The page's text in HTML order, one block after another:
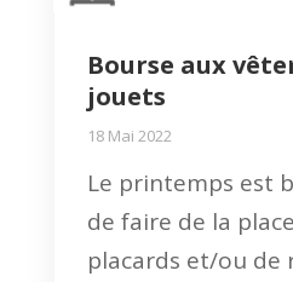
Bourse aux
jouets
18 Mai 2022
Le printemps est
de faire de la
placards et/ou de